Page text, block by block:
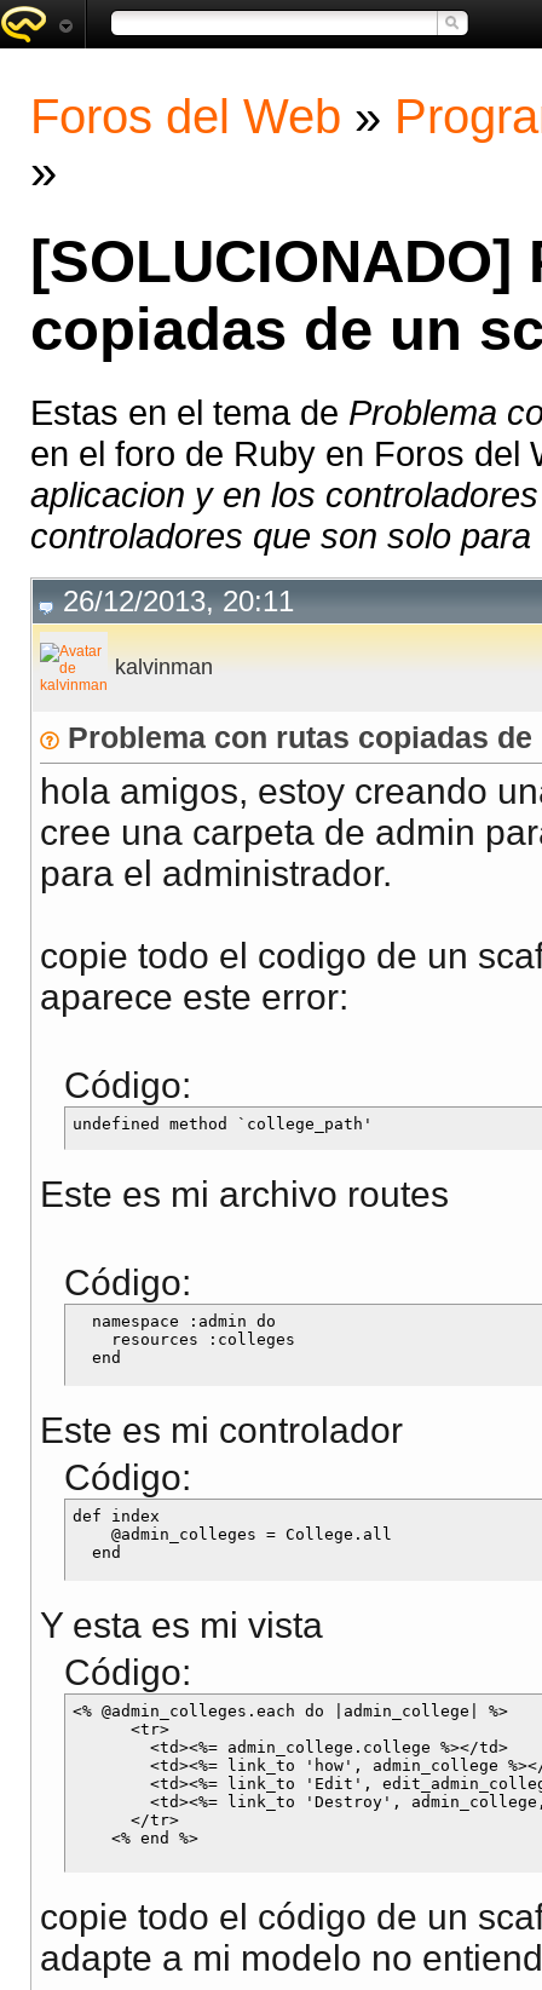
Foros del Web »
»
copiadas de un
Estas en el tema de Problema
en el foro de Ruby en Foros del
aplicacion y en los
controladores que son solo
26/12/2013, 20:11
kalvinman
Problema con rutas copiadas
hola amigos, estoy creando
cree una carpeta de admin
para el administrador.
copie todo el codigo de un
aparece este error:
Código:
Este es mi archivo routes
Código:
  namespace :admin do
    resources :colleges
Este es mi controlador
Código:
def index
    @admin_colleges = College.all
Y esta es mi vista
Código:
<% @admin_colleges.each do |admin_college| %>
      <tr>
        <td><%= admin_college.college %></td>
<td><%= link_to 'how', admin_college
<td><%= link_to 'Edit',
<td><%= link_to 'Destroy',
      </tr>
copie todo el código de un
adapte a mi modelo no